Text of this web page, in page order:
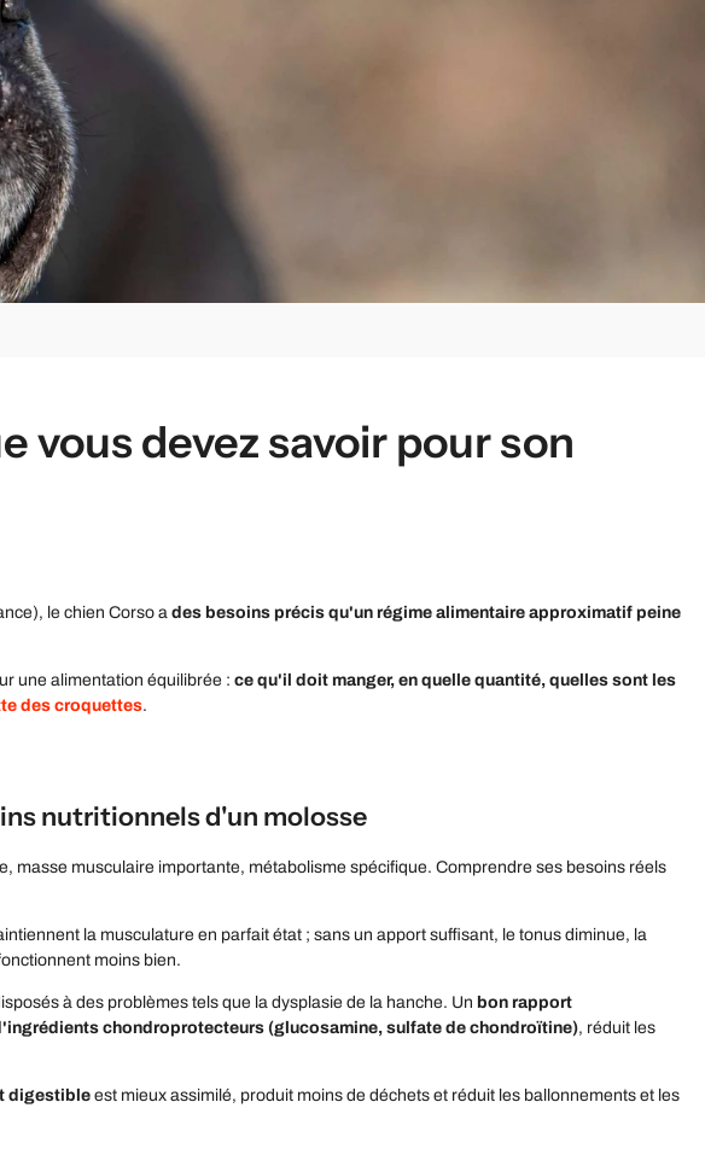
vous devez savoir pour son
le chien Corso ades besoins précis qu'un régime alimentaire approximatif peine
une alimentation équilibrée : ce qu'il doit manger, en quelle quantité, quelles sont les
des croquettes.
nutritionnels d'un molosse
masse musculaire importante, métabolisme spécifique. Comprendre ses besoins réels
la musculature en parfait état ; sans un apport suffisant, le tonus diminue, la
moins bien.
à des problèmes tels que la dysplasie de la hanche. Un bon rapport
chondroprotecteurs (glucosamine, sulfate de chondroïtine), réduit les
digestible est mieux assimilé, produit moins de déchets et réduit les ballonnements et les